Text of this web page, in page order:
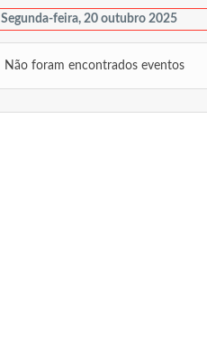
Segunda-feira, 20 outubro 2025
Não foram encontrados eventos